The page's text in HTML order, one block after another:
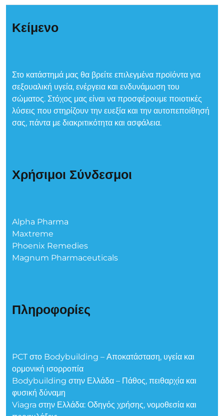
Κείμενο
Στο κατάστημά μας θα βρείτε επιλεγμένα προϊόντα για
σεξουαλική υγεία, ενέργεια και ενδυνάμωση του
σώματος. Στόχος μας είναι να προσφέρουμε ποιοτικές
λύσεις που στηρίζουν την ευεξία και την αυτοπεποίθησή
σας, πάντα με διακριτικότητα και ασφάλεια.
Χρήσιμοι Σύνδεσμοι
Alpha Pharma
Maxtreme
Phoenix Remedies
Magnum Pharmaceuticals
Πληροφορίες
PCT στο Bodybuilding – Αποκατάσταση, υγεία και
ορμονική ισορροπία
Bodybuilding στην Ελλάδα – Πάθος, πειθαρχία και
φυσική δύναμη
Viagra στην Ελλάδα: Οδηγός χρήσης, νομοθεσία και